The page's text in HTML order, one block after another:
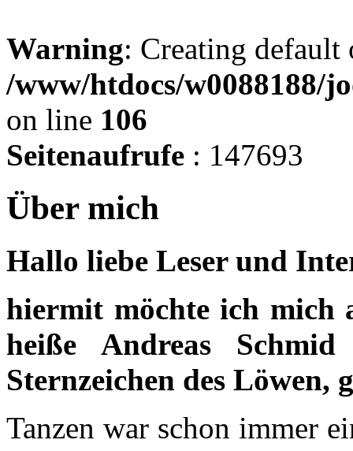
Warning: Creating
/www/htdocs/w0088188/
on line 106
Seitenaufrufe : 147693
Über mich
Hallo liebe Leser und
hiermit möchte ich mich
heiße Andreas
Sternzeichen des Löwen,
Tanzen war schon immer